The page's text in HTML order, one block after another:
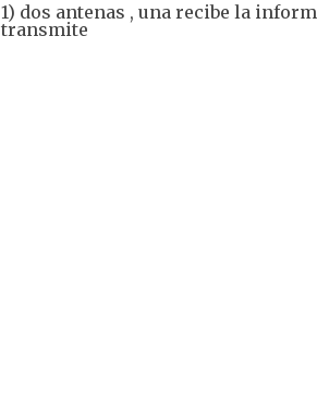
1) dos antenas , una recibe la
transmite